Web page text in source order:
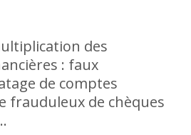
des
: faux
de comptes
frauduleux de chèques